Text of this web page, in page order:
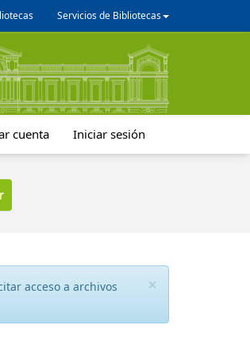
Servicios de Bibliotecas
cuenta Iniciar sesión
×
acceso a archivos